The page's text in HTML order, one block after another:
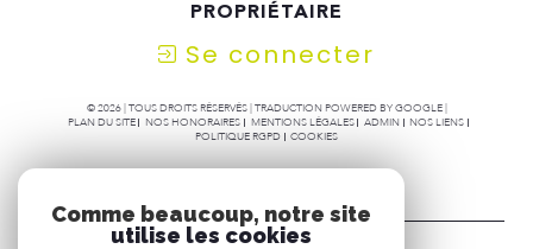
PROPRIÉTAIRE
Se connecter
© 2026 | TOUS DROITS RÉSERVÉS | TRADUCTION POWERED BY GOOGLE |
PLAN DU SITE
NOS HONORAIRES MENTIONS LÉGALES ADMIN
NOS LIENS
POLITIQUE RGPD
COOKIES
Comme beaucoup, notre site
utilise les cookies